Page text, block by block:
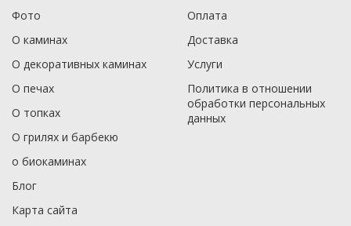
Фото
О каминах
О декоративных каминах
О печах
О топках
О грилях и барбекю
о биокаминах
Блог
Карта сайта
Оплата
Доставка
Услуги
Политика в отношении
обработки персональных
данныx